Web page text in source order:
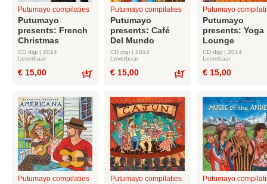
Putumayo compilaties
Putumayo
presents: French
Christmas
CD digi | 2014
Leverbaar
€ 15,00
Putumayo compilaties
Putumayo
presents: Café
Del Mundo
CD digi | 2014
Leverbaar
€ 15,00
Putumayo
Putumayo
presents: Yoga
Lounge
CD digi | 2014
Leverbaar
€ 15,00
Putumayo compilaties Putumayo compilaties Putumayo